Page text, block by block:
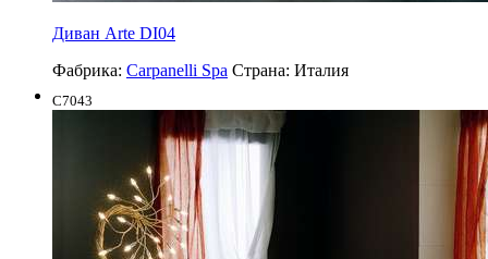
Диван Arte DI04
Фабрика: Carpanelli Spa Страна: Италия
C7043